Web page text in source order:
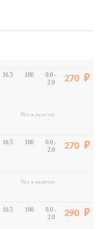
16.5 100
0.0 -
2.0
270
Нет в наличии
16.5 100
0.0 -
2.0
270
Нет в наличии
16.5 100
0.0 -
2.0
290